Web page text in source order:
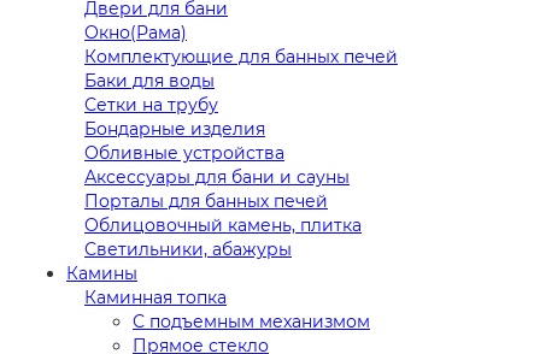
Двери для бани
Окно(Рама)
Комплектующие для банных печей
Баки для воды
Сетки на трубу
Бондарные изделия
Обливные устройства
Аксессуары для бани и сауны
Порталы для банных печей
Облицовочный камень, плитка
Светильники, абажуры
Камины
Каминная топка
С подъемным механизмом
Прямое стекло